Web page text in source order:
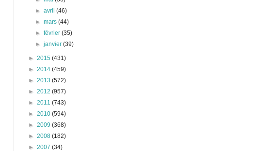
►avril(46)
►mars(44)
►février(35)
►janvier(39)
► 2015 (431)
► 2014 (459)
► 2013 (572)
► 2012 (957)
► 2011 (743)
► 2010 (594)
► 2009 (368)
► 2008 (182)
► 2007 (34)